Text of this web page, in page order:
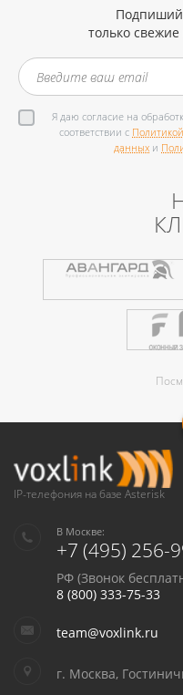
только
Я даю согласие на
соответствии с
данных и
IP-телефония на базе Asterisk
В Москве:
+7 (495) 256-
РФ (Звонок
8 (800) 333-75-33
team@voxlink.ru
г. Москва,